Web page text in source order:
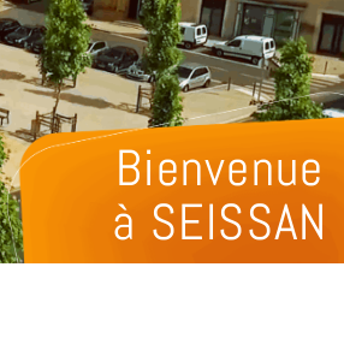
Bienvenue
à SEISSAN